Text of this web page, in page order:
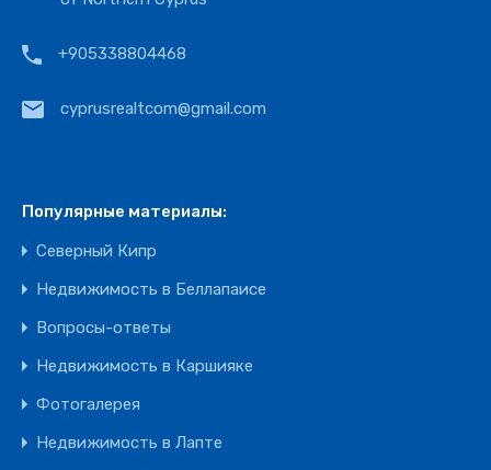
+905338804468
cyprusrealtcom@gmail.com
Популярные материалы:
Северный Кипр
Недвижимость в Беллапаисе
Вопросы-ответы
Недвижимость в Каршияке
Фотогалерея
Недвижимость в Лапте